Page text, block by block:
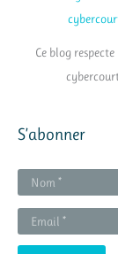
Ce blog
S’abonner